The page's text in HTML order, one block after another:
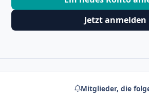
Jetzt anmelden
Mitglieder, die